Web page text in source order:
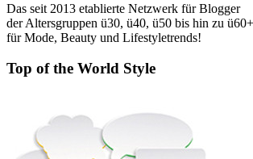
Das seit 2013 etablierte Netzwerk für Blogger
der Altersgruppen ü30, ü40, ü50 bis hin zu ü60+
für Mode, Beauty und Lifestyletrends!
Top of the World Style